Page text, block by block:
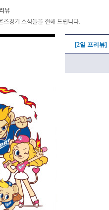
뷰
즈경기 소식들을 전해 드립니다.
[2일 프리뷰